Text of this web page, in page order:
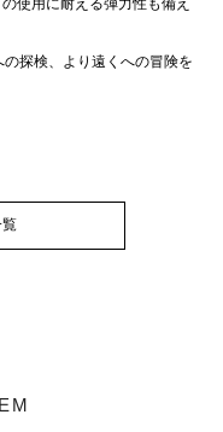
使用に耐える弾力性も備え
探検、より遠くへの冒険を